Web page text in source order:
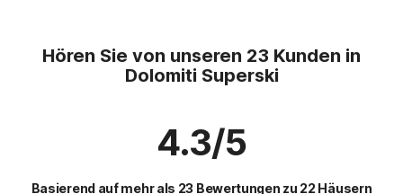
Hören Sie von unseren 23 Kunden in
Dolomiti Superski
4.3/5
Basierend auf mehr als 23 Bewertungen zu 22 Häusern